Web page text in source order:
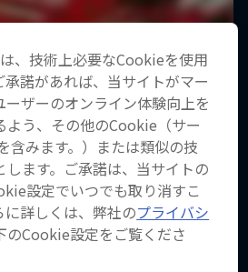
、技術上必要なCookieを使用
承諾があれば、当サイトがマー
ーザーのオンライン体験向上を
よう、その他のCookie（サー
含みます。）または類似の技
ます。ご承諾は、当サイトの
設定でいつでも取り消すこ
に詳しくは、弊社のプライバシ
のCookie設定をご覧くださ